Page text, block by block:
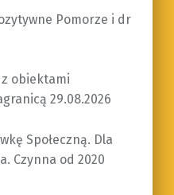
Pomorze i dr
obiektami
29.08.2026
Społeczną. Dla
Czynna od 2020